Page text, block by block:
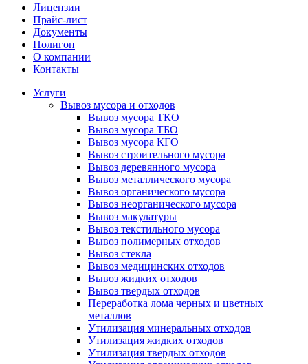
Лицензии
Прайс-лист
Документы
Полигон
О компании
Контакты
Услуги
Вывоз мусора и отходов
Вывоз мусора ТКО
Вывоз мусора ТБО
Вывоз мусора КГО
Вывоз строительного мусора
Вывоз деревянного мусора
Вывоз металлического мусора
Вывоз органического мусора
Вывоз неорганического мусора
Вывоз макулатуры
Вывоз текстильного мусора
Вывоз полимерных отходов
Вывоз стекла
Вывоз медицинских отходов
Вывоз жидких отходов
Вывоз твердых отходов
Переработка лома черных и цветных
металлов
Утилизация минеральных отходов
Утилизация жидких отходов
Утилизация твердых отходов